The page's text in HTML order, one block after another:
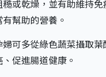
或乾燥，並有助維持
幫助的營養。
可多從綠色蔬菜攝取
促進腸道健康。